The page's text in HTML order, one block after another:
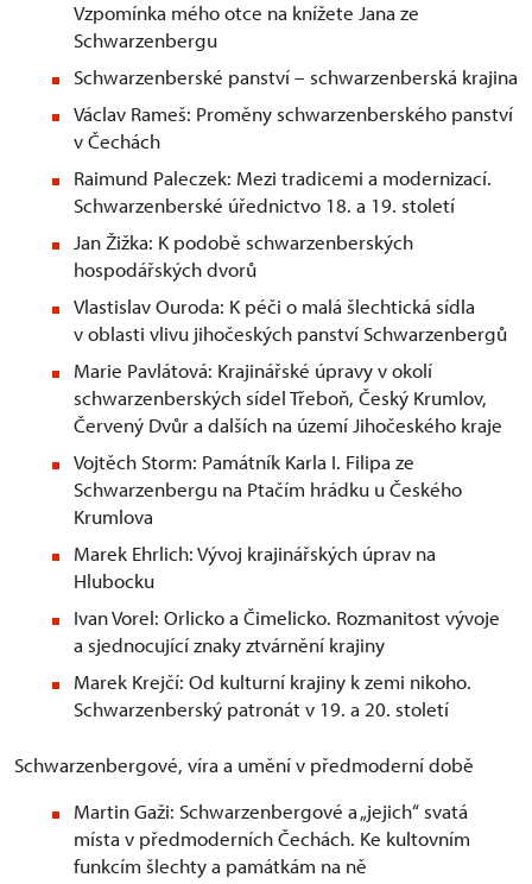
Vzpomínka mého otce na knížete Jana ze
Schwarzenbergu
Schwarzenberské panství – schwarzenberská krajina
Václav Rameš: Proměny schwarzenberského panství
v Čechách
Raimund Paleczek: Mezi tradicemi a modernizací.
Schwarzenberské úřednictvo 18. a 19. století
Jan Žižka: K podobě schwarzenberských
hospodářských dvorů
Vlastislav Ouroda: K péči o malá šlechtická sídla
v oblasti vlivu jihočeských panství Schwarzenbergů
Marie Pavlátová: Krajinářské úpravy v okolí
schwarzenberských sídel Třeboň, Český Krumlov,
Červený Dvůr a dalších na území Jihočeského kraje
Vojtěch Storm: Památník Karla I. Filipa ze
Schwarzenbergu na Ptačím hrádku u Českého
Krumlova
Marek Ehrlich: Vývoj krajinářských úprav na
Hlubocku
Ivan Vorel: Orlicko a Čimelicko. Rozmanitost vývoje
a sjednocující znaky ztvárnění krajiny
Marek Krejčí: Od kulturní krajiny k zemi nikoho.
Schwarzenberský patronát v 19. a 20. století
Schwarzenbergové, víra a umění v předmoderní době
Martin Gaži: Schwarzenbergové a „jejich“ svatá
místa v předmoderních Čechách. Ke kultovním
funkcím šlechty a památkám na ně